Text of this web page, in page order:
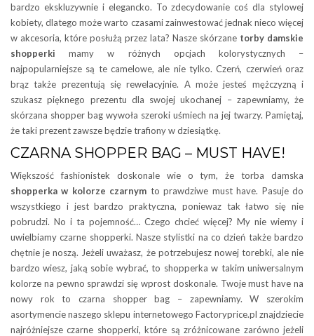
bardzo ekskluzywnie i elegancko. To zdecydowanie coś dla stylowej
kobiety, dlatego może warto czasami zainwestować jednak nieco więcej
w akcesoria, które posłużą przez lata? Nasze skórzane torby damskie
shopperki mamy w różnych opcjach kolorystycznych –
najpopularniejsze są te camelowe, ale nie tylko. Czerń, czerwień oraz
brąz także prezentują się rewelacyjnie. A może jesteś mężczyzną i
szukasz pięknego prezentu dla swojej ukochanej – zapewniamy, że
skórzana shopper bag wywoła szeroki uśmiech na jej twarzy. Pamiętaj,
że taki prezent zawsze będzie trafiony w dziesiątkę.
CZARNA SHOPPER BAG – MUST HAVE!
Większość fashionistek doskonale wie o tym, że torba damska
shopperka w kolorze czarnym to prawdziwe must have. Pasuje do
wszystkiego i jest bardzo praktyczna, poniewaz tak łatwo się nie
pobrudzi. No i ta pojemność… Czego chcieć więcej? My nie wiemy i
uwielbiamy czarne shopperki. Nasze stylistki na co dzień także bardzo
chętnie je noszą. Jeżeli uważasz, że potrzebujesz nowej torebki, ale nie
bardzo wiesz, jaką sobie wybrać, to shopperka w takim uniwersalnym
kolorze na pewno sprawdzi się wprost doskonale. Twoje must have na
nowy rok to czarna shopper bag – zapewniamy. W szerokim
asortymencie naszego sklepu internetowego Factoryprice.pl znajdziecie
najróżniejsze czarne shopperki, które są zróżnicowane zarówno jeżeli